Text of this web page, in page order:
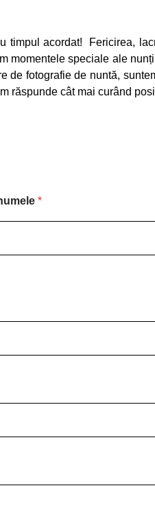
timpul acordat! Fericirea,
momentele speciale ale
de fotografie de nuntă,
răspunde cât mai curând
*